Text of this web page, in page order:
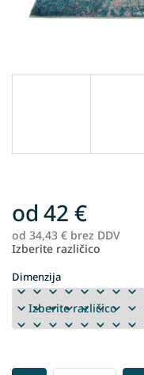
od42 €
od 34,43 € brez DDV
Izberite različico
Dimenzija